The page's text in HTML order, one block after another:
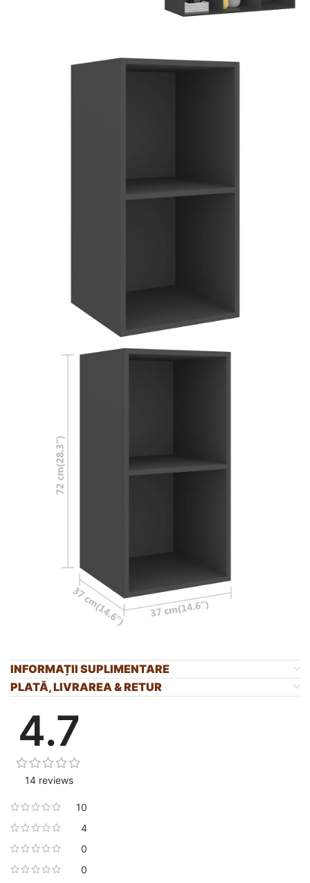
INFORMAȚII SUPLIMENTARE
PLATĂ, LIVRAREA & RETUR
4.7
14 reviews
10
4
0
0